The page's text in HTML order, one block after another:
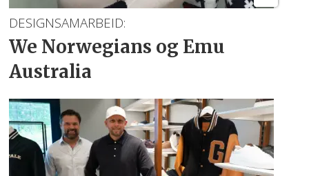
DESIGNSAMARBEID:
We Norwegians og Emu
Australia